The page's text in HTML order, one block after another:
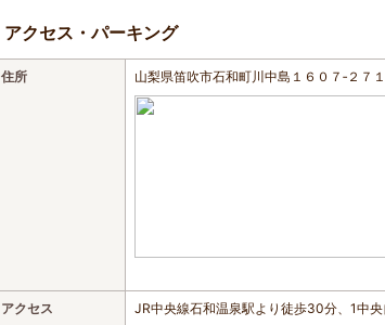
アクセス・パーキング
住所 山梨県笛吹市石和町川中島１６０７‐２７１
アクセス JR中央線石和温泉駅より徒歩30分、1中